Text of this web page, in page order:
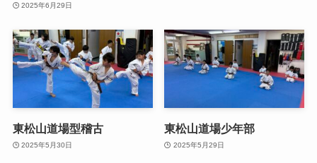
2025年6月29日
東松山道場型稽古
2025年5月30日
東松山道場少年部
2025年5月29日